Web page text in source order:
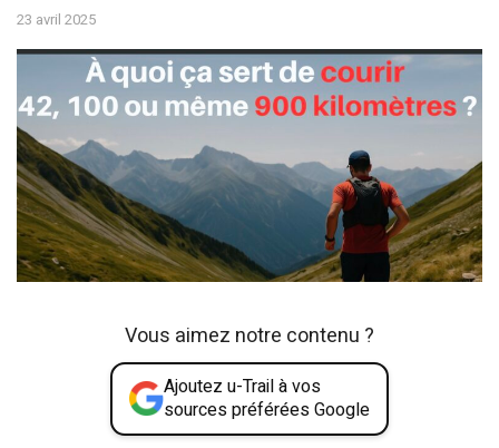
23 avril 2025
Vous aimez notre contenu ?
Ajoutez u-Trail à vos
sources préférées Google